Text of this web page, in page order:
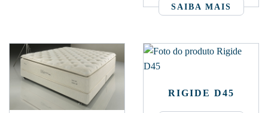
SAIBA MAIS
RIGIDE D45